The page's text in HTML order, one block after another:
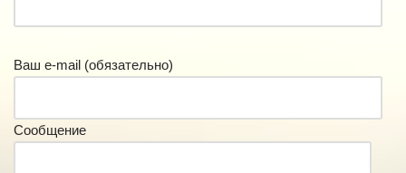
Ваш e-mail (обязательно)
Сообщение